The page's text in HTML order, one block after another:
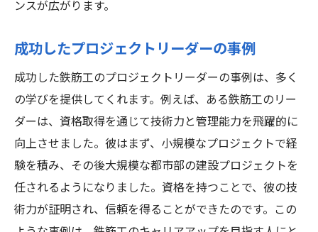
ンスが広がります。
成功したプロジェクトリーダーの事例
成功した鉄筋工のプロジェクトリーダーの事例は、多く
の学びを提供してくれます。例えば、ある鉄筋工のリー
ダーは、資格取得を通じて技術力と管理能力を飛躍的に
向上させました。彼はまず、小規模なプロジェクトで経
験を積み、その後大規模な都市部の建設プロジェクトを
任されるようになりました。資格を持つことで、彼の技
術力が証明され、信頼を得ることができたのです。この